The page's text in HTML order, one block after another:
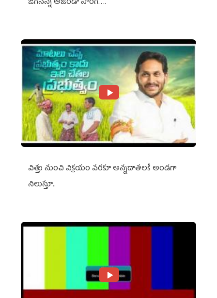
విత్తు నుంచి విక్రయం వరకూ అన్నదాతలకి అండగా
నిలుస్తూ..